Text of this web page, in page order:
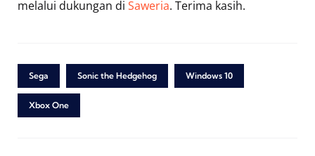
melalui dukungan di Saweria. Terima kasih.
Sega Sonic the Hedgehog Windows 10
Xbox One